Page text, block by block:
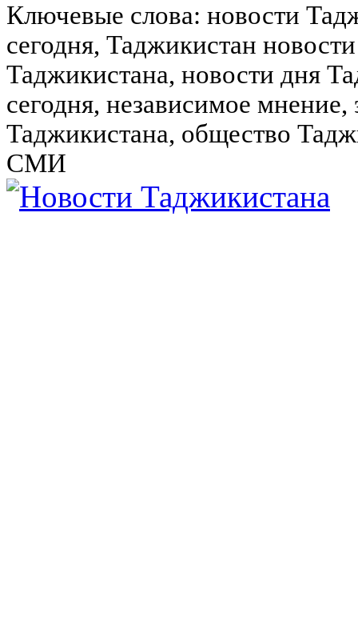
Ключевые слова: новости
сегодня, Таджикистан
Таджикистана, новости дня
сегодня, независимое
Таджикистана, общество
СМИ